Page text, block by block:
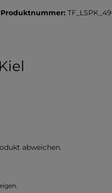
Produktnummer:
abweichen.